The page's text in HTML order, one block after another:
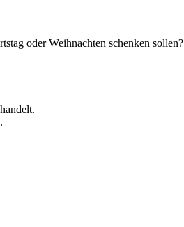
oder Weihnachten schenken sollen?